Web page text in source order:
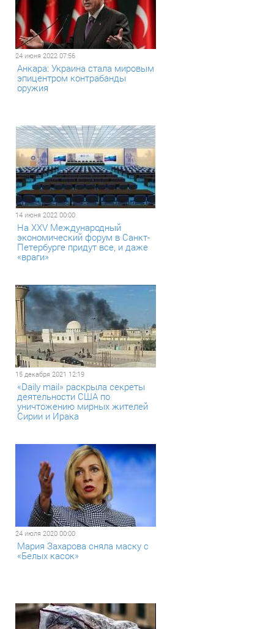
24 июня 2022 07:56
Анкара: Украина стала мировым
эпицентром контрабанды
оружия
14 июня 2022 00:00
На XXV Международный
экономический форум в Санкт-
Петербурге придут все, и даже
«враги»
15 декабря 2021 12:19
«Daily mail» раскрыла секреты
деятельности США по
уничтожению мирных жителей
Сирии и Ирака
24 июля 2020 00:00
Мария Захарова сняла маску с
«Белых касок»